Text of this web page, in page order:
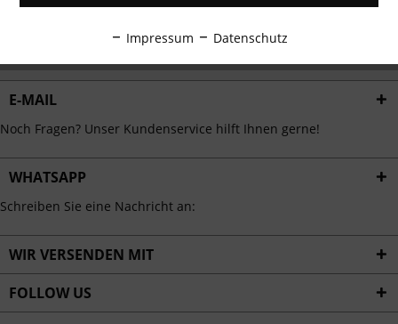
E-MAIL
Noch Fragen? Unser Kundenservice hilft Ihnen gerne!
WHATSAPP
Schreiben Sie eine Nachricht an:
WIR VERSENDEN MIT
FOLLOW US
Tracking Inaktiv
Personalisierung Inaktiv
Service
Impressum Datenschutz